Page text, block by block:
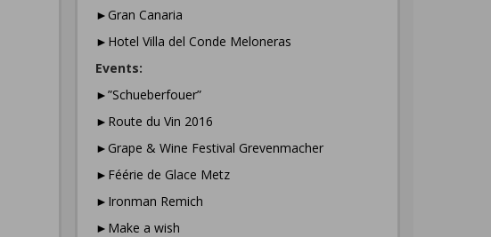
►Gran Canaria
►Hotel Villa del Conde Meloneras
Events:
►”Schueberfouer”
►Route du Vin 2016
►Grape & Wine Festival Grevenmacher
►Féérie de Glace Metz
►Ironman Remich
►Make a wish